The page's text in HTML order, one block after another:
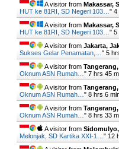
A visitor from Makassar,
HUT ke 81RI, SD Negeri 103… " 4
A visitor from Makassar,
HUT ke 81RI, SD Negeri 103… " 5
A visitor from Jakarta,
Sukses Gelar Penamatan,… " 5
A visitor from
Oknum ASN Rumah… " 7 hrs 45
A visitor from
Oknum ASN Rumah… " 8 hrs 6
A visitor from
Oknum ASN Rumah… " 8 hrs 33
A visitor from
Melonjak, SD Kartika XXI-1… " 12